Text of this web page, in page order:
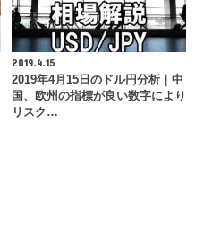
2019.4.15
2019年4月15日のドル円分析｜中
国、欧州の指標が良い数字により
リスク…